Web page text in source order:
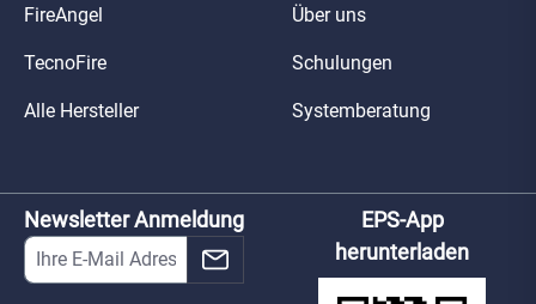
FireAngel
TecnoFire
Alle Hersteller
Über uns
Schulungen
Systemberatung
Newsletter Anmeldung
EPS-App
herunterladen